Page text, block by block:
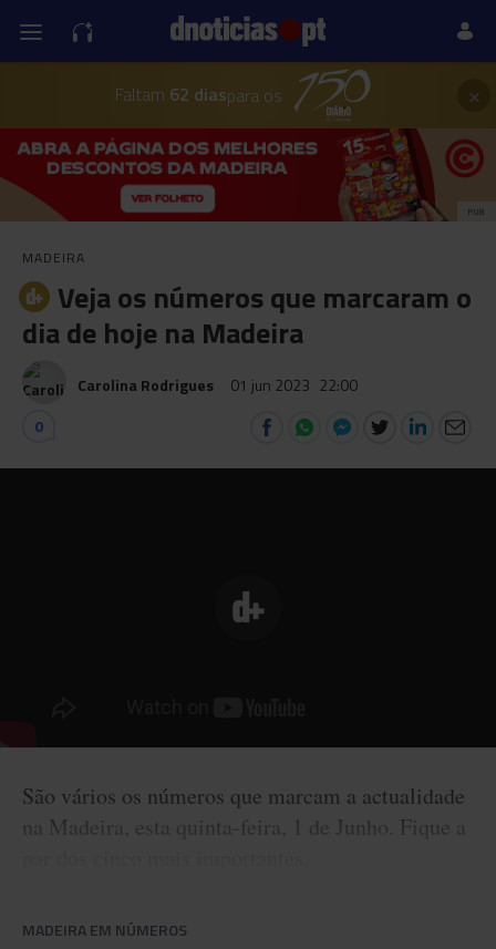
Faltam 62 diaspara os ×
PUB
MADEIRA
Veja os números que marcaram o
dia de hoje na Madeira
Carolina Rodrigues 01 jun 2023 22:00
0
São vários os números que marcam a actualidade
na Madeira, esta quinta-feira, 1 de Junho. Fique a
MADEIRA EM NÚMEROS